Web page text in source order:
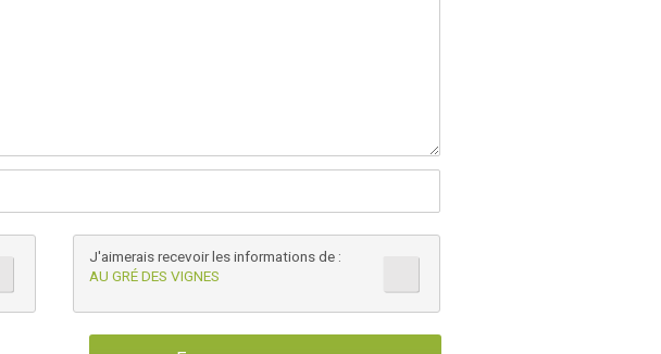
J'aimerais recevoir les informations de :
AU GRÉ DES VIGNES